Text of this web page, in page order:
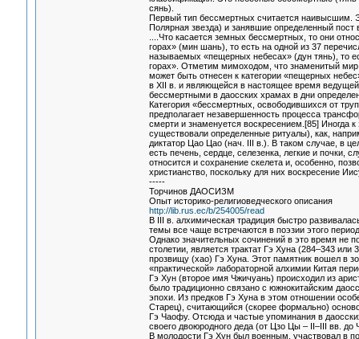
сянь).
Первый тип бессмертных считается
Полярная звезда) и занявшие определенный пост
....Что касается земных бессмертных, то они
горах» (мин шань), то есть на одной из 37
называемых «пещерных небесах» (дун тянь), то
горах». Отметим мимоходом, что знаменитый
может быть отнесен к категории «пещерных
в XII в. и являющейся в настоящее время
бессмертными в даосских храмах в дни
Категория «бессмертных, освободившихся от
предполагает незавершенность процесса
смерти и знаменуется воскресением.[85] Иногда
существовали определенные ритуалы), как,
диктатор Цао Цао (нач. III в.). В таком случае, в
есть печень, сердце, селезенка, легкие и почки,
относится и сохранение скелета и, особенно,
христианство, поскольку для них воскресение
-----
Торчинов ДАОСИЗМ
Опыт историко-религиоведческого описания
http://lib.rus.ec/b/254005/read
В III в. алхимическая традиция быстро
темы все чаще встречаются в поэзии этого
Однако значительных сочинений в это время
столетии, является трактат Гэ Хуна (284–343
прозвищу (хао) Гэ Хуна. Этот памятник вошел в
«практической» лабораторной алхимии Китая
Гэ Хун (второе имя Чжичуань) происходил из
было традиционно связано с южнокитайским
эпохи. Из предков Гэ Хуна в этом отношении
Старец), считающийся (скорее формально)
Гэ Чаофу. Отсюда и частые упоминания в
своего двоюродного деда (от Цзо Цы – II–III вв.
В молодости Гэ Хун был военным, участвовал в